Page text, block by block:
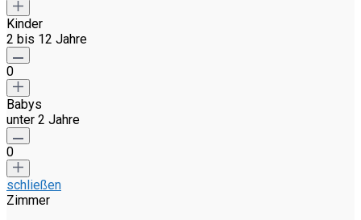
Kinder
2 bis 12 Jahre
0
Babys
unter 2 Jahre
0
schließen
Zimmer